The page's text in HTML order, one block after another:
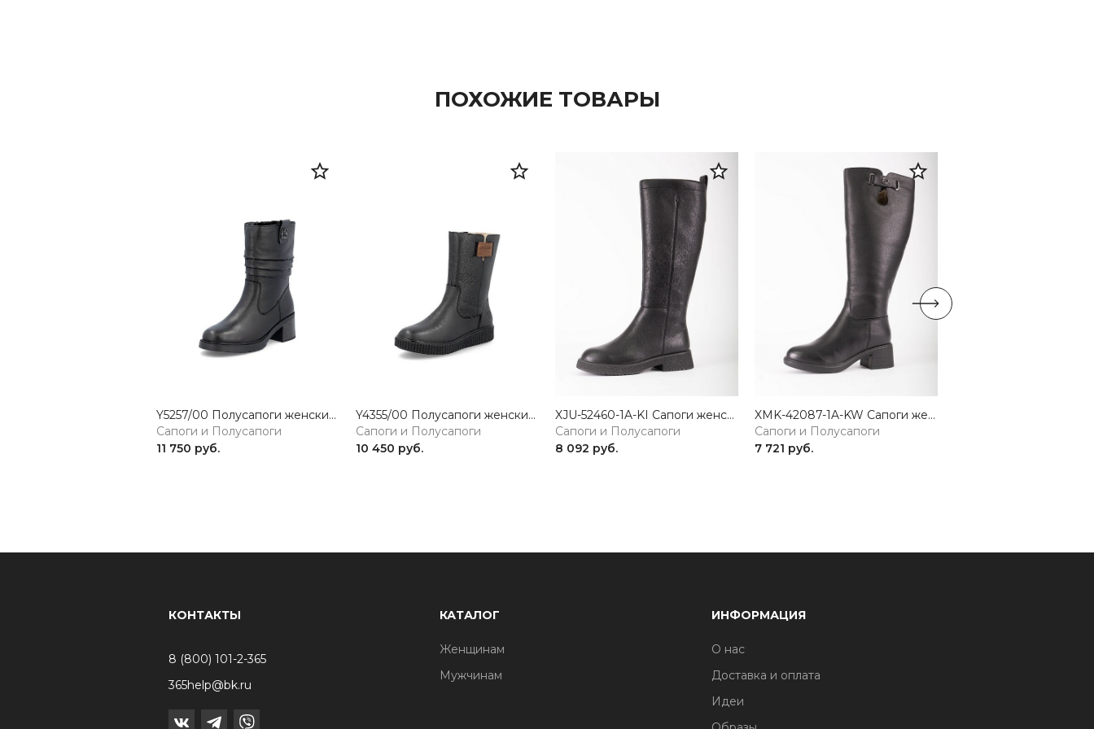
ПОХОЖИЕ ТОВАРЫ
Y5257/00 Полусапоги женские черный Rieker
Сапоги и Полусапоги
11 750 руб.
Y4355/00 Полусапоги женские черный Rieker
Сапоги и Полусапоги
10 450 руб.
XJU-52460-1A-KI Сапоги женские натуральная кожа черный Madella
Сапоги и Полусапоги
8 092 руб.
XMK-42087-1A-KW Сапоги женские натуральная кожа черный Madella
Сапоги и Полусапоги
7 721 руб.
КОНТАКТЫ
8 (800) 101-2-365
365help@bk.ru
КАТАЛОГ
Женщинам
Мужчинам
ИНФОРМАЦИЯ
О нас
Доставка и оплата
Идеи